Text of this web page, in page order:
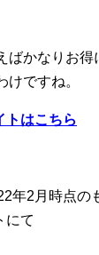
ばかなりお得
けですね。
トはこちら
年2月時点の
にて